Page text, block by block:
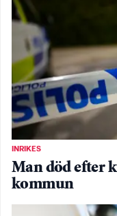
INRIKES
Man död efter
kommun